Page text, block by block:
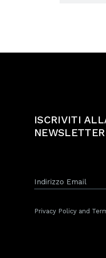
ISCRIVITI
NEWSLETTER
Privacy Policy and